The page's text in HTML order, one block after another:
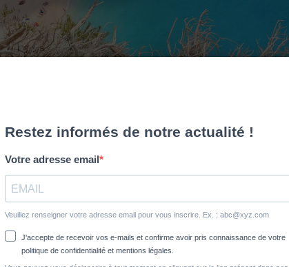
de Zakynthos, possède une baie du « naufrage »,
Certes cette dernière possède tous les atouts de la
une eau turquoise à souhait … Elle possède aussi, et
Partagez Épingle Partagez